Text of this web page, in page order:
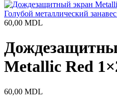
Голубой металлический
60,00 MDL
Metallic Red
60,00 MDL